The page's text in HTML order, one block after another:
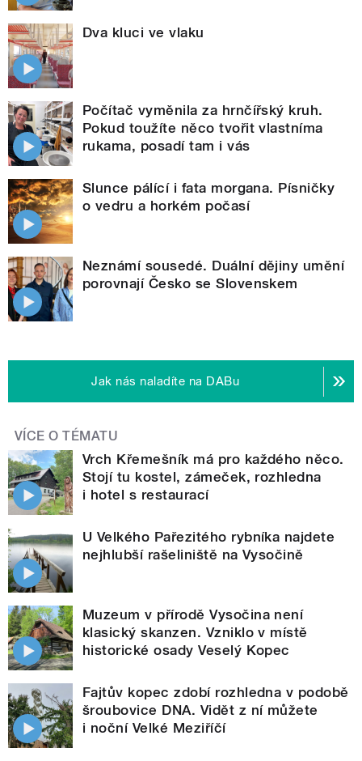
Dva kluci ve vlaku
Počítač vyměnila za hrnčířský kruh.
Pokud toužíte něco tvořit vlastníma
rukama, posadí tam i vás
Slunce pálící i fata morgana. Písničky
o vedru a horkém počasí
Neznámí sousedé. Duální dějiny umění
porovnají Česko se Slovenskem
Jak nás naladíte na DABu
VÍCE O TÉMATU
Vrch Křemešník má pro každého něco.
Stojí tu kostel, zámeček, rozhledna
i hotel s restaurací
U Velkého Pařezitého rybníka najdete
nejhlubší rašeliniště na Vysočině
Muzeum v přírodě Vysočina není
klasický skanzen. Vzniklo v místě
historické osady Veselý Kopec
Fajtův kopec zdobí rozhledna v podobě
šroubovice DNA. Vidět z ní můžete
i noční Velké Meziříčí